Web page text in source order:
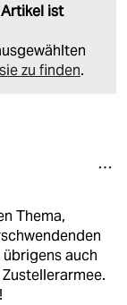
ist
zu finden.
Thema,
auch